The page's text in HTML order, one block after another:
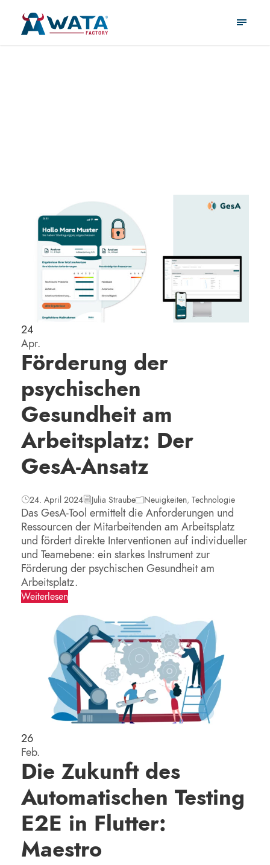
24
Apr.
Förderung der
psychischen
Gesundheit am
Arbeitsplatz: Der
GesA-Ansatz
24. April 2024 Julia Straube Neuigkeiten, Technologie
Das GesA-Tool ermittelt die Anforderungen und
Ressourcen der Mitarbeitenden am Arbeitsplatz
und fördert direkte Interventionen auf individueller
und Teamebene: ein starkes Instrument zur
Förderung der psychischen Gesundheit am
Arbeitsplatz.
Weiterlesen
26
Feb.
Die Zukunft des
Automatischen Testing
E2E in Flutter:
Maestro